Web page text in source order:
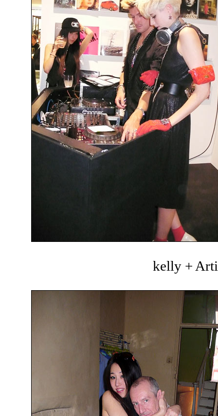
kelly +